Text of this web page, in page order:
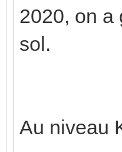
2020, on a
sol.
Au niveau